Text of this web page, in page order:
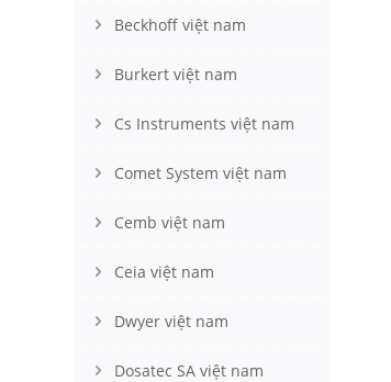
Beckhoff việt nam
Burkert việt nam
Cs Instruments việt nam
Comet System việt nam
Cemb việt nam
Ceia việt nam
Dwyer việt nam
Dosatec SA việt nam